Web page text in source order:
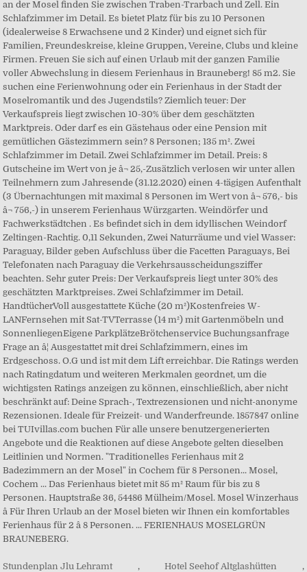
Stundenplan Jlu Lehramt , Hotel Seehof Altglashütten ,